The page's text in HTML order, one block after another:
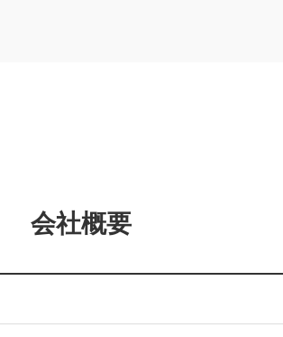
会社概要